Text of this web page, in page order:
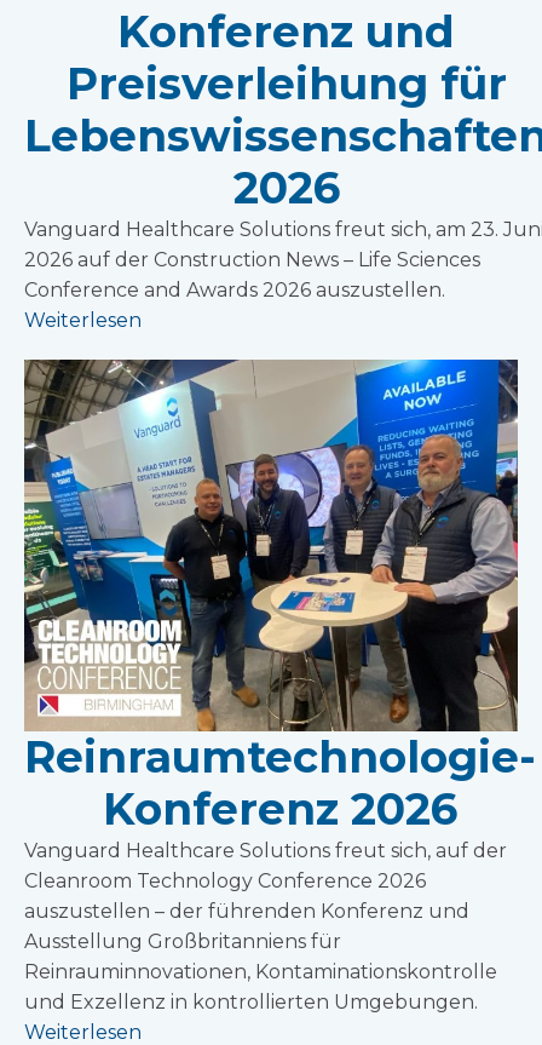
Konferenz und
Preisverleihung für
2026
Vanguard Healthcare Solutions freut sich, am 23.
2026 auf der Construction News – Life Sciences
Conference and Awards 2026 auszustellen.
Weiterlesen
Reinraumtechnologie-
Konferenz 2026
Vanguard Healthcare Solutions freut sich, auf der
Cleanroom Technology Conference 2026
auszustellen – der führenden Konferenz und
Ausstellung Großbritanniens für
Reinrauminnovationen, Kontaminationskontrolle
und Exzellenz in kontrollierten Umgebungen.
Weiterlesen